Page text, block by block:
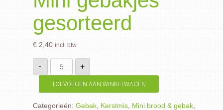
gesorteerd
€2,40 incl. btw
-
Mini
gebakjes
gesorteerd
aantal
+
TOEVOEGEN AAN WINKELWAGEN
Categorieën: Gebak, Kerstmis, Mini brood & gebak,